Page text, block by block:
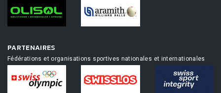
PARTENAIRES
Fédérations et organisations sportives nationales et internationales